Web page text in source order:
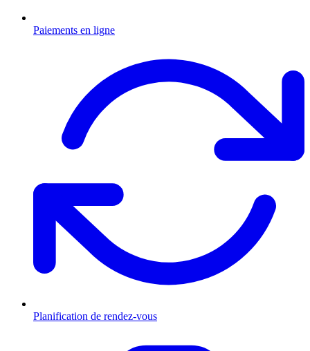
Paiements en ligne
Planification de rendez-vous